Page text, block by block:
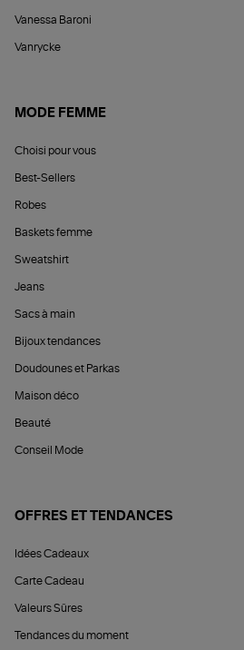
Vanessa Baroni
Vanrycke
MODE FEMME
Choisi pour vous
Best-Sellers
Robes
Baskets femme
Sweatshirt
Jeans
Sacs à main
Bijoux tendances
Doudounes et Parkas
Maison déco
Beauté
Conseil Mode
OFFRES ET TENDANCES
Idées Cadeaux
Carte Cadeau
Valeurs Sûres
Tendances du moment